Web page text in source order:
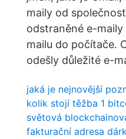
maily od
odstraněné e-
mailu do počítače.
odešly důležité e-
jaká je nejnovější
kolik stojí těžba 1
světová
fakturační adresa